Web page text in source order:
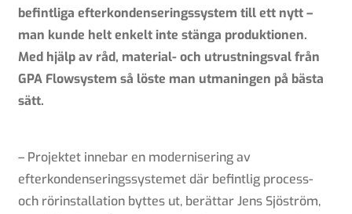
befintliga efterkondenseringssystem till ett nytt –
man kunde helt enkelt inte stänga produktionen.
Med hjälp av råd, material- och utrustningsval från
GPA Flowsystem så löste man utmaningen på bästa
sätt.
– Projektet innebar en modernisering av
efterkondenseringssystemet där befintlig process-
och rörinstallation byttes ut, berättar Jens Sjöström,